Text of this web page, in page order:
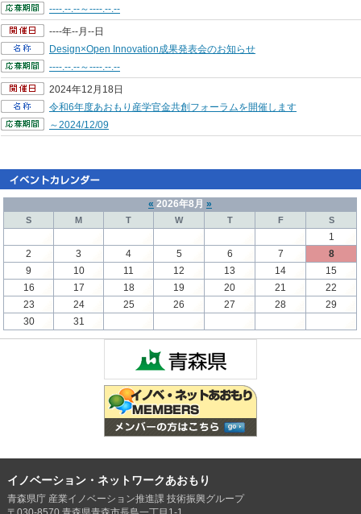
----.--.--～----.--.--
----年--月--日
Design×Open Innovation成果発表会のお知らせ
----.--.--～----.--.--
2024年12月18日
令和6年度あおもり産学官金共創フォーラムを開催します
～2024/12/09
« 2026年8月 »
S M T W T F S
1
2
3 4 5 6 7
8
9
10 11 12 13 14
15
16
17 18 19 20 21
22
23
24 25 26 27 28
29
30
31
イノベーション・ネットワークあおもり
青森県庁 産業イノベーション推進課 技術振興グループ